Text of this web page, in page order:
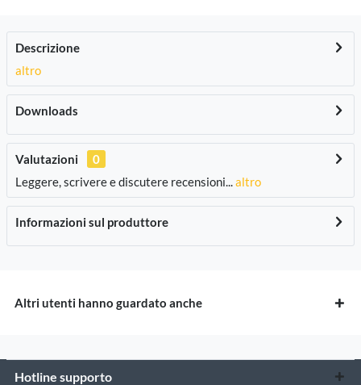
Descrizione
altro
Downloads
Valutazioni
0
Leggere, scrivere e discutere recensioni...altro
Informazioni sul produttore
Altri utenti hanno guardato anche
Hotline supporto